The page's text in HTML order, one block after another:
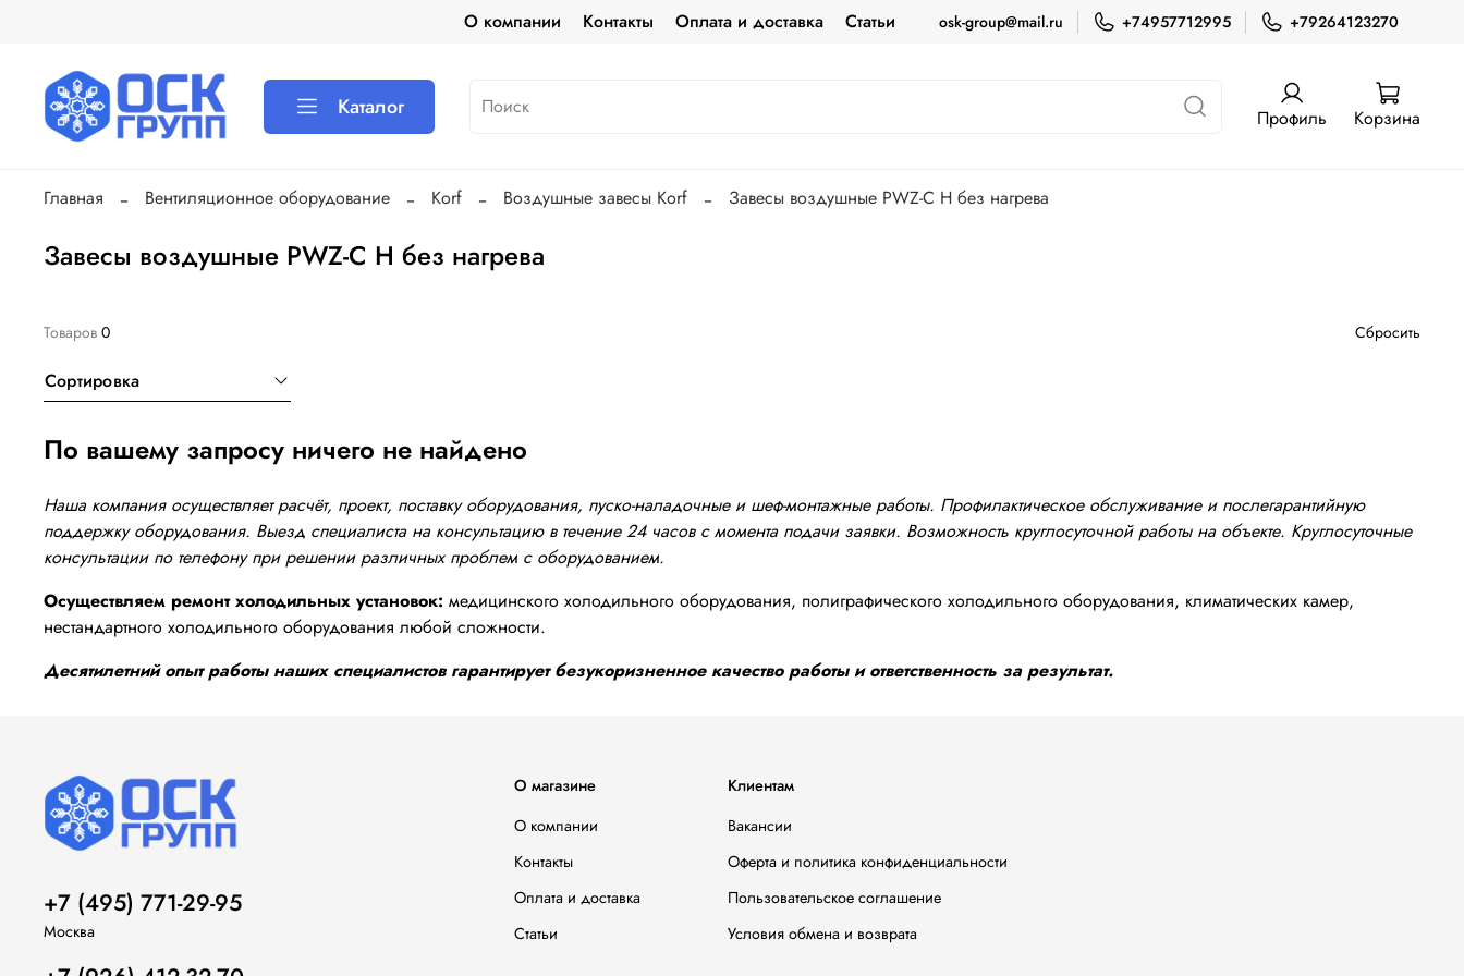
О компании Контакты Оплата и доставка Статьи osk-group@mail.ru +74957712995 +79264123270
Каталог Профиль Корзина
Главная Вентиляционное оборудование Korf Воздушные завесы Korf Завесы воздушные PWZ-C H без нагрева
Завесы воздушные PWZ-C H без нагрева
Товаров 0 Сбросить
Сортировка
По вашему запросу ничего не найдено
Наша компания осуществляет расчёт, проект, поставку оборудования, пуско-наладочные и шеф-монтажные работы. Профилактическое обслуживание и послегарантийную
поддержку оборудования. Выезд специалиста на консультацию в течение 24 часов с момента подачи заявки. Возможность круглосуточной работы на объекте. Круглосуточные
консультации по телефону при решении различных проблем с оборудованием.
Осуществляем ремонт холодильных установок: медицинского холодильного оборудования, полиграфического холодильного оборудования, климатических камер,
нестандартного холодильного оборудования любой сложности.
Десятилетний опыт работы наших специалистов гарантирует безукоризненное качество работы и ответственность за результат.
О магазине
О компании
Контакты
Оплата и доставка
Статьи
Клиентам
Вакансии
Оферта и политика конфиденциальности
Пользовательское соглашение
Условия обмена и возврата
+7 (495) 771-29-95
Москва